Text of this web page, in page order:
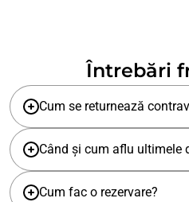
Întrebări
Cum se returnează
Când și cum aflu ultimele
Cum fac o rezervare?